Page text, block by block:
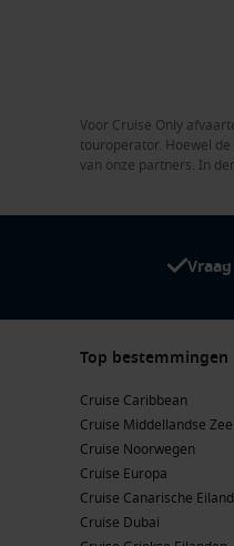
Voor Cruise Only
touroperator. Hoewel
van onze partners. In
Top bestemmingen
Cruise Caribbean
Cruise Middellandse Zee
Cruise Noorwegen
Cruise Europa
Cruise Canarische
Cruise Dubai